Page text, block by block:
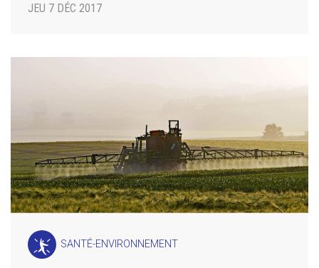
JEU 7 DÉC 2017
SANTÉ-ENVIRONNEMENT